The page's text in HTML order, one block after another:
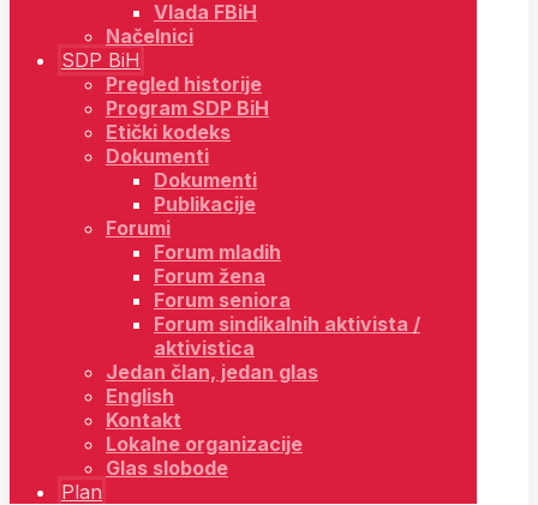
Vlada FBiH
Načelnici
SDP BiH
Pregled historije
Program SDP BiH
Etički kodeks
Dokumenti
Dokumenti
Publikacije
Forumi
Forum mladih
Forum žena
Forum seniora
Forum sindikalnih aktivista /
aktivistica
Jedan član, jedan glas
English
Kontakt
Lokalne organizacije
Glas slobode
Plan